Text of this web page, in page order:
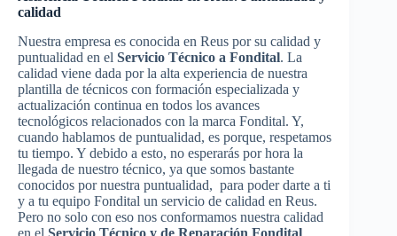
calidad
Nuestra empresa es conocida en Reus por su calidad y
puntualidad en el Servicio Técnico a Fondital. La
calidad viene dada por la alta experiencia de nuestra
plantilla de técnicos con formación especializada y
actualización continua en todos los avances
tecnológicos relacionados con la marca Fondital. Y,
cuando hablamos de puntualidad, es porque, respetamos
tu tiempo. Y debido a esto, no esperarás por hora la
llegada de nuestro técnico, ya que somos bastante
conocidos por nuestra puntualidad, para poder darte a ti
y a tu equipo Fondital un servicio de calidad en Reus.
Pero no solo con eso nos conformamos nuestra calidad
en el Servicio Técnico y de Reparación Fondital,